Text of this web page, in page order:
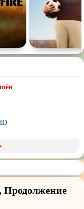
movies
и Демоны
Продолжение